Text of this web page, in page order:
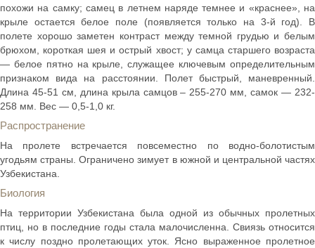
похожи на самку; самец в летнем наряде темнее и «краснее», на
крыле остается белое поле (появляется только на 3-й год). В
полете хорошо заметен контраст между темной грудью и белым
брюхом, короткая шея и острый хвост; у самца старшего возраста
— белое пятно на крыле, служащее ключевым определительным
признаком вида на расстоянии. Полет быстрый, маневренный.
Длина 45-51 см, длина крыла самцов – 255-270 мм, самок — 232-
258 мм. Вес — 0,5-1,0 кг.
Распространение
На пролете встречается повсеместно по водно-болотистым
угодьям страны. Ограничено зимует в южной и центральной частях
Узбекистана.
Биология
На территории Узбекистана была одной из обычных пролетных
птиц, но в последние годы стала малочисленна. Свиязь относится
к числу поздно пролетающих уток. Ясно выраженное пролетное